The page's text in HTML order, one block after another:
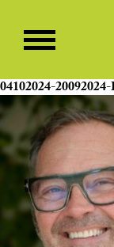
04102024-